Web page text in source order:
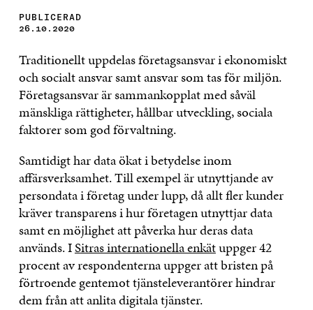
PUBLICERAD
26.10.2020
Traditionellt uppdelas företagsansvar i ekonomiskt
och socialt ansvar samt ansvar som tas för miljön.
Företagsansvar är sammankopplat med såväl
mänskliga rättigheter, hållbar utveckling, sociala
faktorer som god förvaltning.
Samtidigt har data ökat i betydelse inom
affärsverksamhet. Till exempel är utnyttjande av
persondata i företag under lupp, då allt fler kunder
kräver transparens i hur företagen utnyttjar data
samt en möjlighet att påverka hur deras data
används. ISitras internationella enkätuppger 42
procent av respondenterna uppger att bristen på
förtroende gentemot tjänsteleverantörer hindrar
dem från att anlita digitala tjänster.